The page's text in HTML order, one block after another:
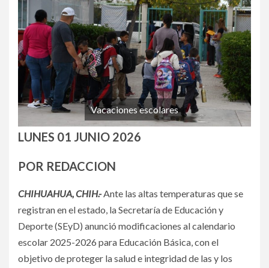
Vacaciones escolares
LUNES 01 JUNIO 2026
POR REDACCION
CHIHUAHUA, CHIH.-Ante las altas temperaturas que se
registran en el estado, la Secretaría de Educación y
Deporte (SEyD) anunció modificaciones al calendario
escolar 2025-2026 para Educación Básica, con el
objetivo de proteger la salud e integridad de las y los